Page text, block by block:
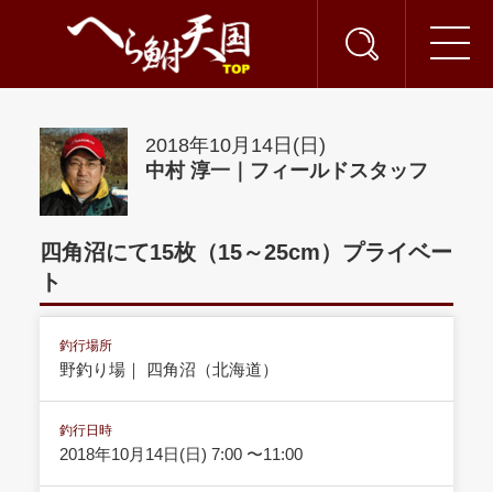
2018年10月14日(日)
中村 淳一｜フィールドスタッフ
四角沼にて15枚（15～25cm）プライベー
ト
釣行場所
野釣り場｜ 四角沼（北海道）
釣行日時
2018年10月14日(日) 7:00 〜11:00